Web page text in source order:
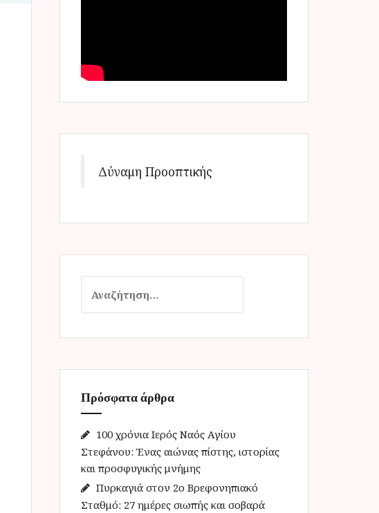
Δύναμη Προοπτικής
α
τ
σ
η
γ
ι
α
Πρόσφατα άρθρα
100 χρόνια Ιερός Ναός Αγίου
Στεφάνου: Ένας αιώνας πίστης, ιστορίας
και προσφυγικής μνήμης
Πυρκαγιά στον 2ο Βρεφονηπιακό
Σταθμό: 27 ημέρες σιωπής και σοβαρά